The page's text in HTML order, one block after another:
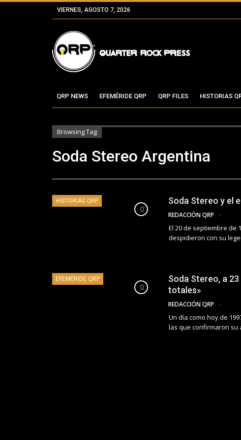
VIERNES, AGOSTO 7, 2026
QRP NEWS EFEMÉRIDE QRP QRP FILES HISTORIAS
Browsing Tag
Soda Stereo Argentina
HISTORIAS QRP Soda Stereo y el
REDACCIÓN QRP
El 20 de septiembre de
despidieron con su
EFEMÉRIDE QRP
Soda Stereo, a
totales»
REDACCIÓN QRP
Un día como hoy de
las que confirmaron su